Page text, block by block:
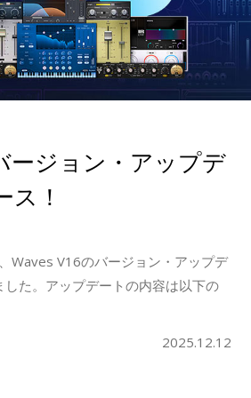
ージョン・アップデ
ス！
Waves V16のバージョン・アップデ
た。アップデートの内容は以下の
2025.12.12